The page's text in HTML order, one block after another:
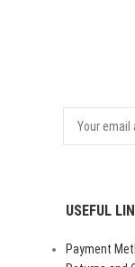
USEFUL
Payment